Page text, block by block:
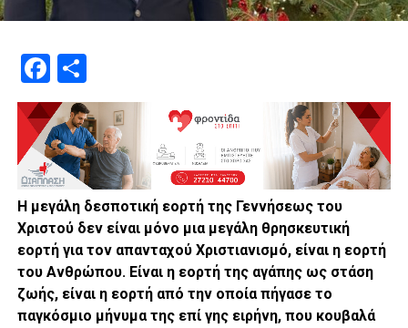
Facebook
Μοιραστείτε
Η μεγάλη δεσποτική εορτή της Γεννήσεως του
Χριστού δεν είναι μόνο μια μεγάλη θρησκευτική
εορτή για τον απανταχού Χριστιανισμό, είναι η εορτή
του Ανθρώπου. Είναι η εορτή της αγάπης ως στάση
ζωής, είναι η εορτή από την οποία πήγασε το
παγκόσμιο μήνυμα της επί γης ειρήνη, που κουβαλά